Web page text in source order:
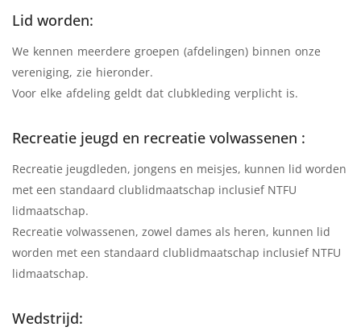
Lid worden:
We kennen meerdere groepen (afdelingen) binnen onze
vereniging, zie hieronder.
Voor elke afdeling geldt dat clubkleding verplicht is.
Recreatie jeugd en recreatie volwassenen :
Recreatie jeugdleden, jongens en meisjes, kunnen lid worden
met een standaard clublidmaatschap inclusief NTFU
lidmaatschap.
Recreatie volwassenen, zowel dames als heren, kunnen lid
worden met een standaard clublidmaatschap inclusief NTFU
lidmaatschap.
Wedstrijd: